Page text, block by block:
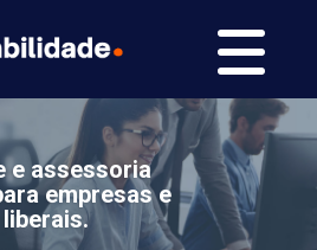
e assessoria
empresas e